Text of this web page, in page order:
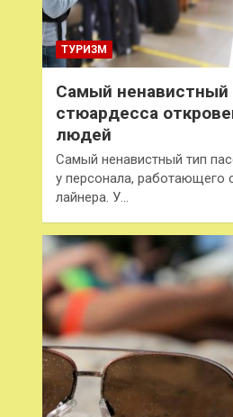
ТУРИЗМ
Самый ненавистный
стюардесса
людей
Самый ненавистный тип
у персонала, работающего
лайнера. У…